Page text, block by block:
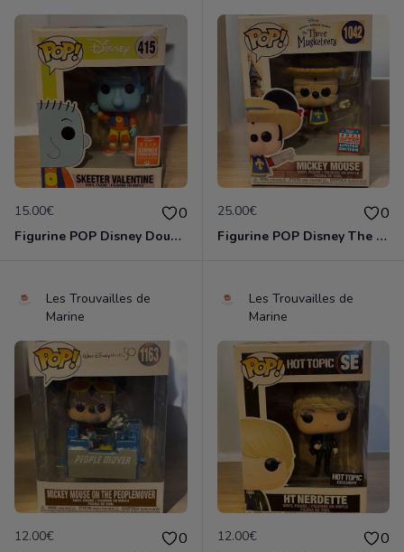
15.00€ 0
Figurine POP Disney Doug 415 Skeeter Valentine 2018 Summer Limited Edition neuve non deboxee
25.00€ 0
Figurine POP Disney The Three Musketeers 1042 Mickey Mouse neuve non deboxee
Les Trouvailles de
Marine
12.00€ 0
Les Trouvailles de
Marine
12.00€ 0